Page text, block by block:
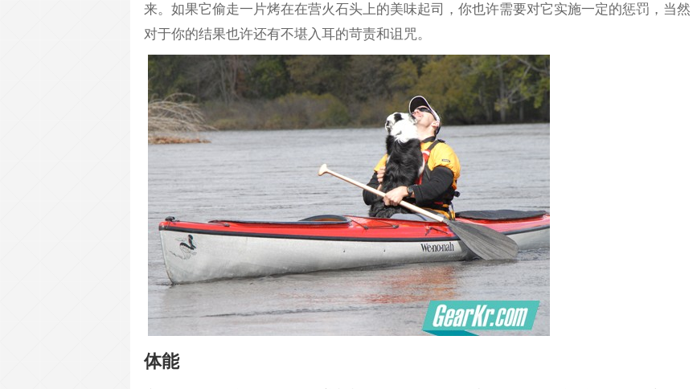
来。如果它偷走一片烤在在营火石头上的美味起司，你也许需要对它实施一定的惩罚，当然
对于你的结果也许还有不堪入耳的苛责和诅咒。
体能